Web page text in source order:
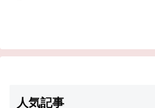
人気記事